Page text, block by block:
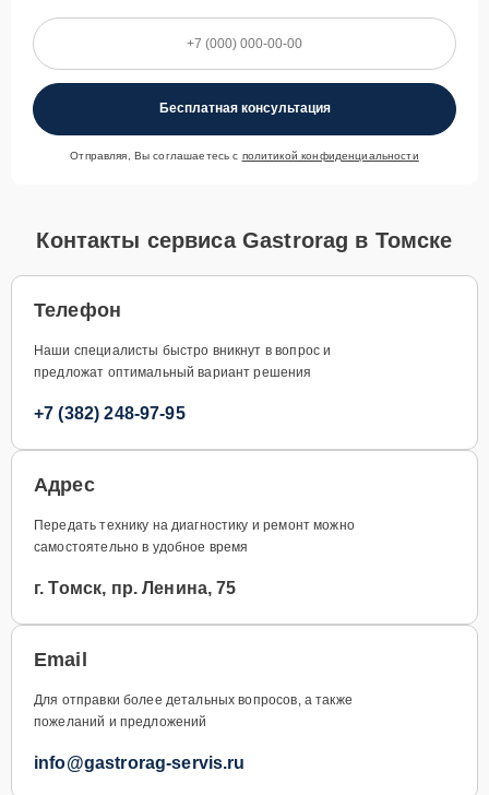
Бесплатная консультация
Отправляя, Вы соглашаетесь с политикой конфиденциальности
Контакты сервиса Gastrorag в Томске
Телефон
Наши специалисты быстро вникнут в вопрос и
предложат оптимальный вариант решения
+7 (382) 248-97-95
Адрес
Передать технику на диагностику и ремонт можно
самостоятельно в удобное время
г. Томск, пр. Ленина, 75
Email
Для отправки более детальных вопросов, а также
пожеланий и предложений
info@gastrorag-servis.ru